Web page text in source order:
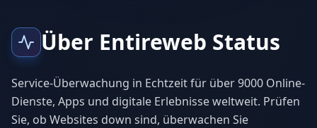
Über Entireweb Status
Service-Überwachung in Echtzeit für über 9000 Online-
Dienste, Apps und digitale Erlebnisse weltweit. Prüfen
Sie, ob Websites down sind, überwachen Sie